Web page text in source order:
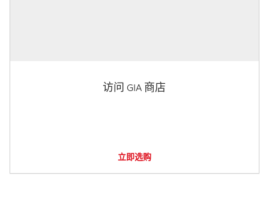
访问 GIA 商店
立即选购